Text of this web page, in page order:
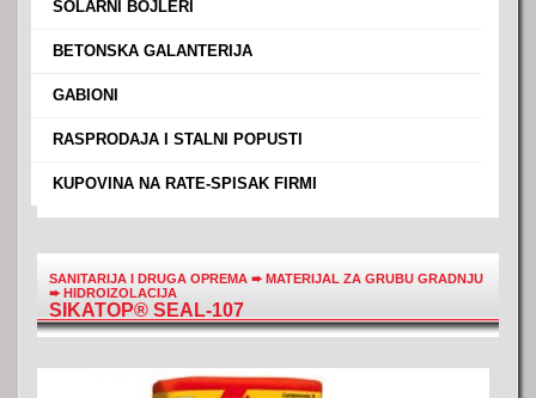
SOLARNI BOJLERI
BETONSKA GALANTERIJA
GABIONI
RASPRODAJA I STALNI POPUSTI
KUPOVINA NA RATE-SPISAK FIRMI
SANITARIJA I DRUGA OPREMA ➨MATERIJAL ZA GRUBU GRADNJU
➨HIDROIZOLACIJA
SIKATOP® SEAL-107